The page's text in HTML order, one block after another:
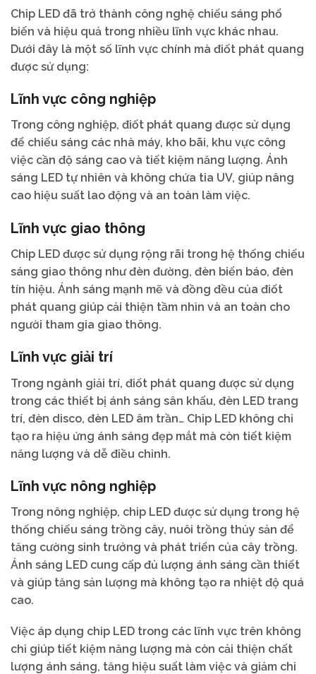
Chip LED đã trở thành công nghệ chiếu sáng phổ
biến và hiệu quả trong nhiều lĩnh vực khác nhau.
Dưới đây là một số lĩnh vực chính mà điốt phát quang
được sử dụng:
Lĩnh vực công nghiệp
Trong công nghiệp, điốt phát quang được sử dụng
để chiếu sáng các nhà máy, kho bãi, khu vực công
việc cần độ sáng cao và tiết kiệm năng lượng. Ánh
sáng LED tự nhiên và không chứa tia UV, giúp nâng
cao hiệu suất lao động và an toàn làm việc.
Lĩnh vực giao thông
Chip LED được sử dụng rộng rãi trong hệ thống chiếu
sáng giao thông như đèn đường, đèn biển báo, đèn
tín hiệu. Ánh sáng mạnh mẽ và đồng đều của điốt
phát quang giúp cải thiện tầm nhìn và an toàn cho
người tham gia giao thông.
Lĩnh vực giải trí
Trong ngành giải trí, điốt phát quang được sử dụng
trong các thiết bị ánh sáng sân khấu, đèn LED trang
trí, đèn disco, đèn LED âm trần… Chip LED không chỉ
tạo ra hiệu ứng ánh sáng đẹp mắt mà còn tiết kiệm
năng lượng và dễ điều chỉnh.
Lĩnh vực nông nghiệp
Trong nông nghiệp, chip LED được sử dụng trong hệ
thống chiếu sáng trồng cây, nuôi trồng thủy sản để
tăng cường sinh trưởng và phát triển của cây trồng.
Ánh sáng LED cung cấp đủ lượng ánh sáng cần thiết
và giúp tăng sản lượng mà không tạo ra nhiệt độ quá
cao.
Việc áp dụng chip LED trong các lĩnh vực trên không
chỉ giúp tiết kiệm năng lượng mà còn cải thiện chất
lượng ánh sáng, tăng hiệu suất làm việc và giảm chi